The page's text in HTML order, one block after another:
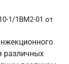
1/1ВМ2-01 от
различных